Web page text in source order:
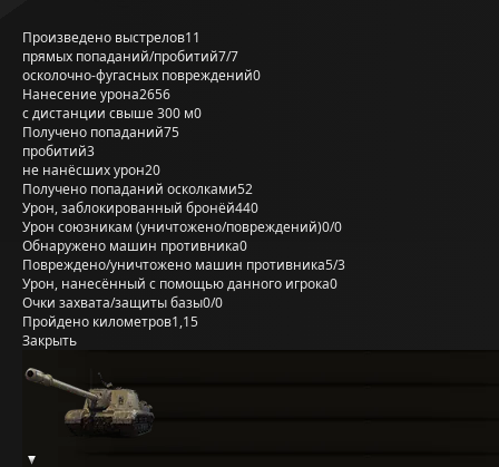
Произведено выстрелов11
прямых попаданий/пробитий7/7
осколочно-фугасных повреждений0
Нанесение урона2656
с дистанции свыше 300 м0
Получено попаданий75
пробитий3
не нанёсших урон20
Получено попаданий осколками52
Урон, заблокированный бронёй440
Урон союзникам (уничтожено/повреждений)0/0
Обнаружено машин противника0
Повреждено/уничтожено машин противника5/3
Урон, нанесённый с помощью данного игрока0
Очки захвата/защиты базы0/0
Пройдено километров1,15
Закрыть